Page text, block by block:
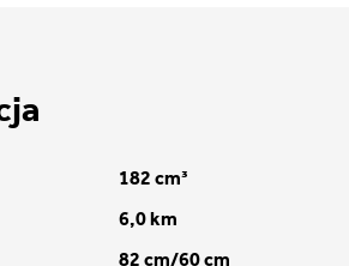
182 cm³
6,0 km
82 cm/60 cm